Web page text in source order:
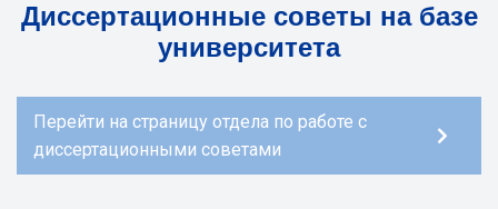
Диссертационные советы на базе
университета
Перейти на страницу отдела по работе с
диссертационными советами